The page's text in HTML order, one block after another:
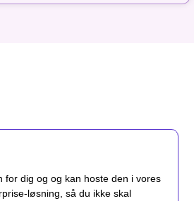
dig og og kan hoste den i vores
løsning, så du ikke skal